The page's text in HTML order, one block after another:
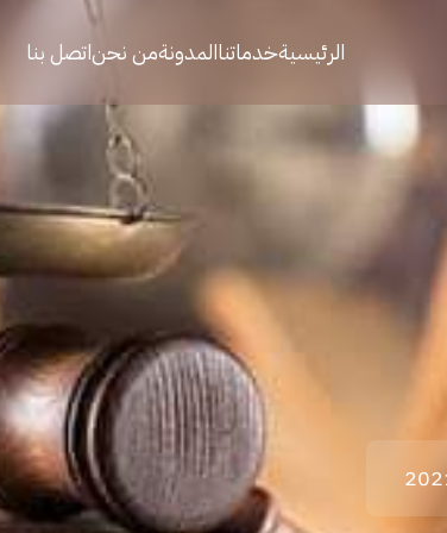
الرئيسيةخدماتناالمدونةمن نحناتصل بنا